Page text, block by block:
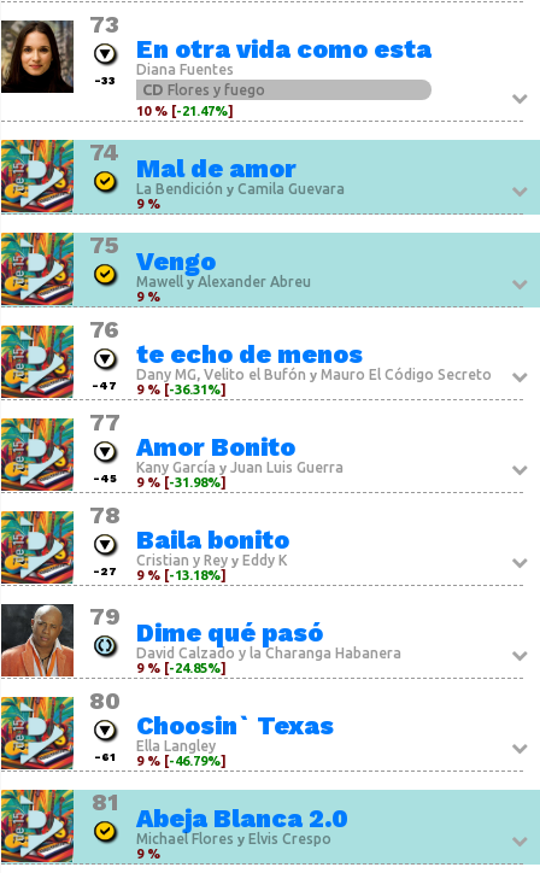
73
-33
En otra vida como esta
Diana Fuentes
CD Flores y fuego
10 % [-21.47%]
74
Mal de amor
La Bendición y Camila Guevara
9 %
75
Vengo
Mawelly Alexander Abreu
9 %
76
-47
te echo de menos
Dany MG, Velito el Bufón y Mauro El Código Secreto
9 % [-36.31%]
77
-45
Amor Bonito
Kany García y Juan Luis Guerra
9 % [-31.98%]
78
-27
Baila bonito
Cristian y Reyy Eddy K
9 % [-13.18%]
79
Dime qué pasó
David Calzado y la Charanga Habanera
9 % [-24.85%]
80
-61
Choosin` Texas
Ella Langley
9 % [-46.79%]
81
Abeja Blanca 2.0
Michael Flores y Elvis Crespo
9 %